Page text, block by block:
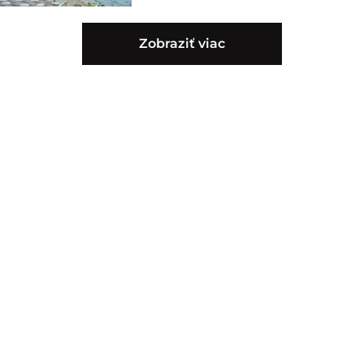
Zobraziť viac